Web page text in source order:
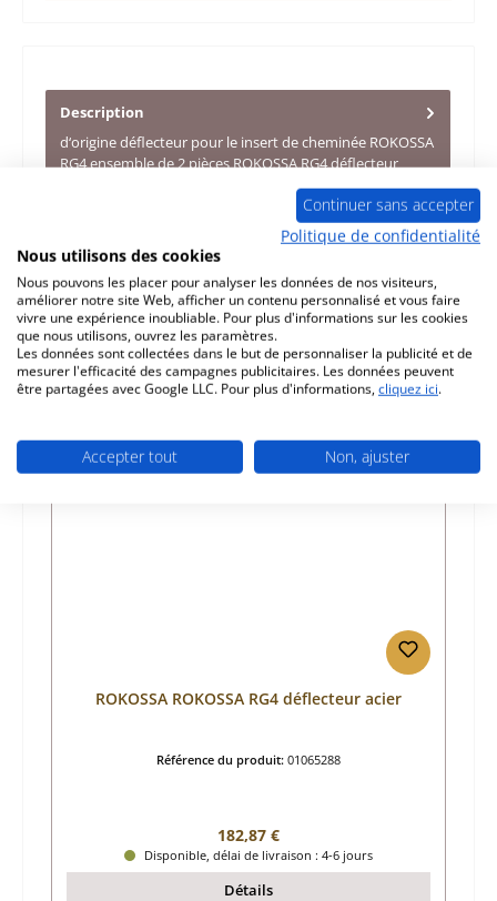
Description
d‘origine déflecteur pour le insert de cheminée ROKOSSA
RG4 ensemble de 2 pièces ROKOSSA RG4 déflecteur
Informations sur la sécurité du produit
Seul 1 disponible
ROKOSSA ROKOSSA RG4 déflecteur acier
Référence du produit: 01065288
Prix régulier :
182,87 €
Disponible, délai de livraison : 4-6 jours
Détails
Continuer sans accepter
Politique de confidentialité
Nous utilisons des cookies
Nous pouvons les placer pour analyser les données de nos visiteurs,
améliorer notre site Web, afficher un contenu personnalisé et vous faire
vivre une expérience inoubliable. Pour plus d'informations sur les cookies
que nous utilisons, ouvrez les paramètres.
Les données sont collectées dans le but de personnaliser la publicité et de
mesurer l'efficacité des campagnes publicitaires. Les données peuvent
être partagées avec Google LLC. Pour plus d'informations, cliquez ici.
Accepter tout Non, ajuster